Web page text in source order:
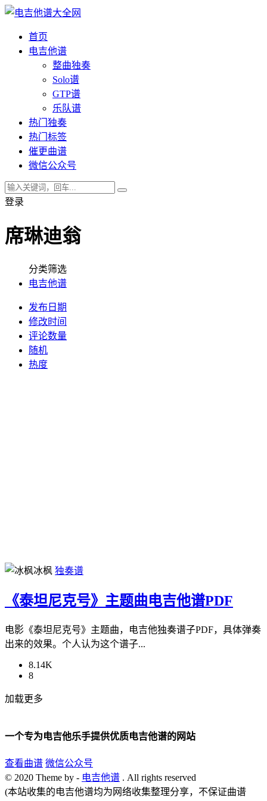
首页
电吉他谱
整曲独奏
Solo谱
GTP谱
乐队谱
热门独奏
热门标签
催更曲谱
微信公众号
登录
席琳迪翁
分类筛选
电吉他谱
发布日期
修改时间
评论数量
随机
热度
冰枫 独奏谱
《泰坦尼克号》主题曲电吉他谱PDF
电影《泰坦尼克号》主题曲，电吉他独奏谱子PDF，具体弹奏
出来的效果。个人认为这个谱子...
8.14K
8
加载更多
一个专为电吉他乐手提供优质电吉他谱的网站
查看曲谱 微信公众号
© 2020 Theme by - 电吉他谱 . All rights reserved
(本站收集的电吉他谱均为网络收集整理分享，不保证曲谱